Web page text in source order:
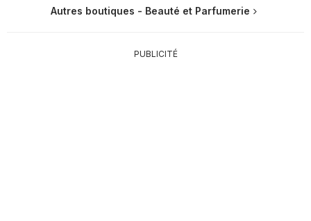
Autres boutiques - Beauté et Parfumerie
PUBLICITÉ